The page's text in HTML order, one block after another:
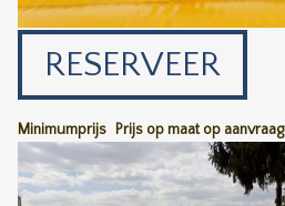
RESERVEER
Minimumprijs Prijs op maat op aanvraag